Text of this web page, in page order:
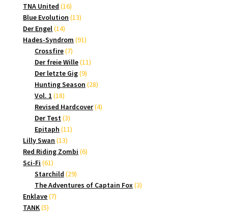
Produkte
TNA United 1616
Produkte
Blue Evolution 1313
Der Engel 1414
Produkte
Hades-Syndrom 9191
Crossfire 77
Produkte
Der freie Wille 1111
Der letzte Gig 99
Produkte
Hunting Season 2828
Vol. 1 1818
Produkte
Revised Hardcover 44
Der Test 33
Produkte
Epitaph 1111
Lilly Swan 1313
Produkte
Red Riding Zombi 66
Sci-Fi 6161
Produkte
Starchild 2929
Produkte
The Adventures of Captain Fox 33
Enklave 77
TANK 55